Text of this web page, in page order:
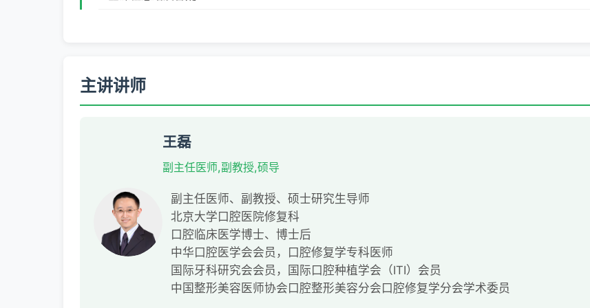
主讲讲师
王磊
副主任医师,副教授,硕导
副主任医师、副教授、硕士研究生导师
北京大学口腔医院修复科
口腔临床医学博士、博士后
中华口腔医学会会员，口腔修复学专科医师
国际牙科研究会会员，国际口腔种植学会（ITI）会员
中国整形美容医师协会口腔整形美容分会口腔修复学分会学术委员